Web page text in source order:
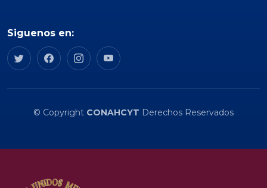
Siguenos en:
© Copyright CONAHCYT Derechos Reservados